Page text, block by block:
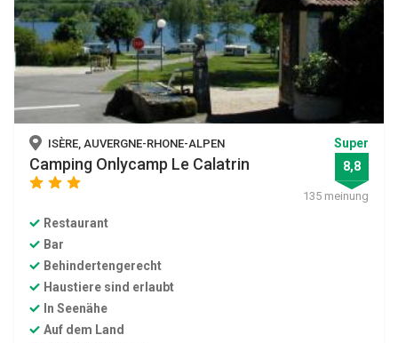
ISÈRE, AUVERGNE-RHONE-ALPEN
Camping Onlycamp Le Calatrin
star star
Super
8,8
135 meinung
Restaurant
Bar
Behindertengerecht
Haustiere sind erlaubt
In Seenähe
Auf dem Land